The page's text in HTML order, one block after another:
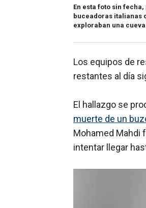
En esta foto sin
buceadoras italianas
exploraban una
Los equipos de
restantes al día
El hallazgo se
muerte de un
Mohamed Mahdi
intentar llegar